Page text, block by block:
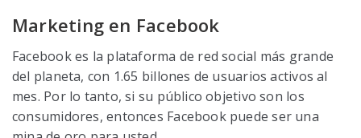
Marketing en Facebook
Facebook es la plataforma de red social más grande
del planeta, con 1.65 billones de usuarios activos al
mes. Por lo tanto, si su público objetivo son los
consumidores, entonces Facebook puede ser una